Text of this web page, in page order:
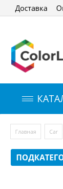
Доставка
Главная Car